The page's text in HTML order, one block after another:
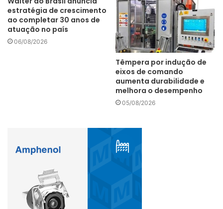
estratégia de crescimento
ao completar 30 anos de
atuação no país
06/08/2026
Têmpera por indução de
eixos de comando
aumenta durabilidade e
melhora o desempenho
05/08/2026